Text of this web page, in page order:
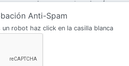
Anti-Spam
un robot haz click en la casilla blanca